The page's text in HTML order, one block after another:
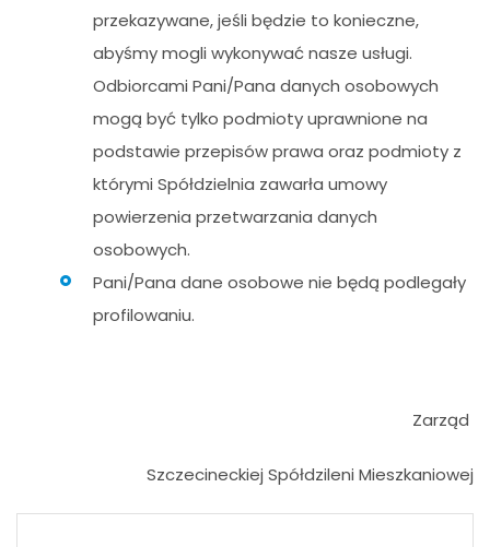
przekazywane, jeśli będzie to konieczne,
abyśmy mogli wykonywać nasze usługi.
Odbiorcami Pani/Pana danych osobowych
mogą być tylko podmioty uprawnione na
podstawie przepisów prawa oraz podmioty z
którymi Spółdzielnia zawarła umowy
powierzenia przetwarzania danych
osobowych.
Pani/Pana dane osobowe nie będą podlegały
profilowaniu.
Zarząd
Szczecineckiej Spółdzileni Mieszkaniowej